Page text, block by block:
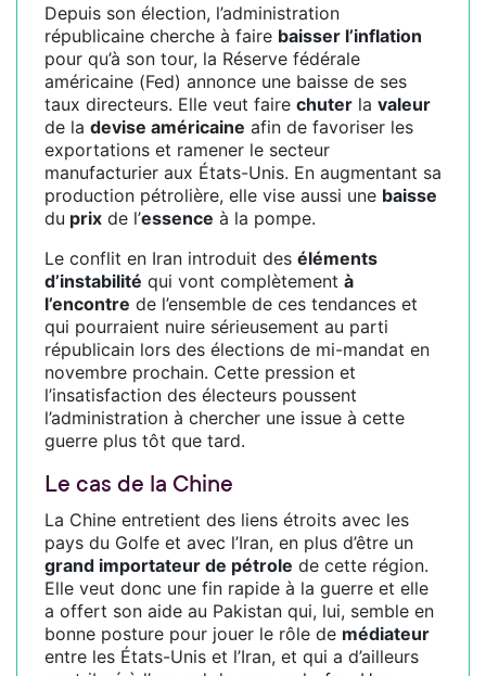
Depuis son élection, l’administration
républicaine cherche à faire baisser l’inflation
pour qu’à son tour, la Réserve fédérale
américaine (Fed) annonce une baisse de ses
taux directeurs. Elle veut faire chuter la valeur
de la devise américaine afin de favoriser les
exportations et ramener le secteur
manufacturier aux États-Unis. En augmentant sa
production pétrolière, elle vise aussi une baisse
du prix de l’essence à la pompe.
Le conflit en Iran introduit des éléments
d’instabilité qui vont complètement à
l’encontre de l’ensemble de ces tendances et
qui pourraient nuire sérieusement au parti
républicain lors des élections de mi-mandat en
novembre prochain. Cette pression et
l’insatisfaction des électeurs poussent
l’administration à chercher une issue à cette
guerre plus tôt que tard.
Le cas de la Chine
La Chine entretient des liens étroits avec les
pays du Golfe et avec l’Iran, en plus d’être un
grand importateur de pétrole de cette région.
Elle veut donc une fin rapide à la guerre et elle
a offert son aide au Pakistan qui, lui, semble en
bonne posture pour jouer le rôle de médiateur
entre les États-Unis et l’Iran, et qui a d’ailleurs